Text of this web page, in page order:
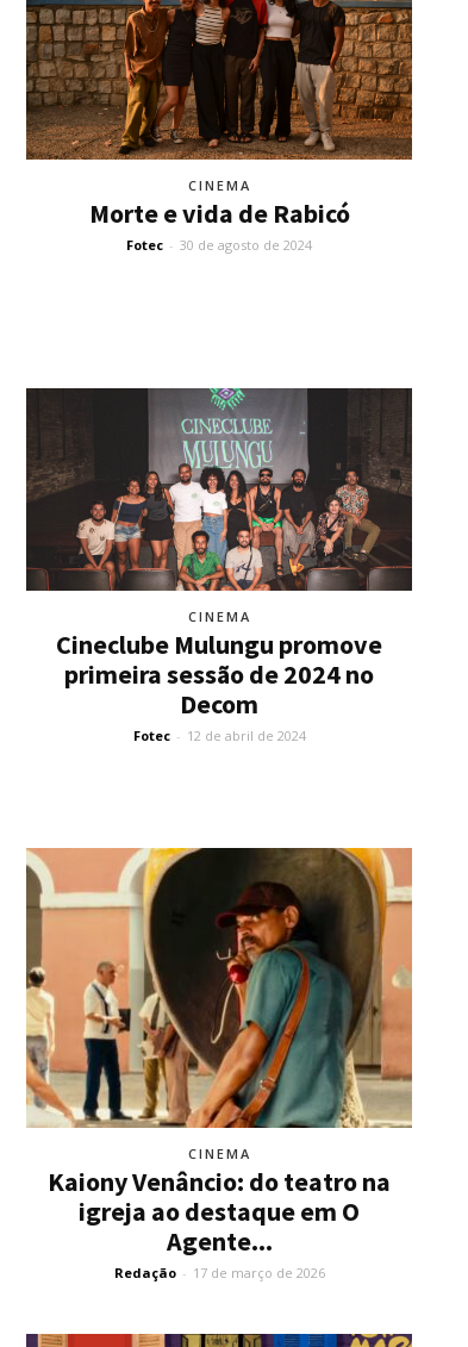
CINEMA
Morte e vida de Rabicó
Fotec - 30 de agosto de 2024
CINEMA
Cineclube Mulungu promove
primeira sessão de 2024 no
Decom
Fotec - 12 de abril de 2024
CINEMA
Kaiony Venâncio: do teatro na
igreja ao destaque em O
Agente...
Redação - 17 de março de 2026